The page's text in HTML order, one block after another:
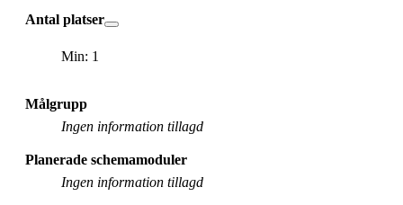
Antal platser
Min: 1
Målgrupp
Ingen information tillagd
Planerade schemamoduler
Ingen information tillagd